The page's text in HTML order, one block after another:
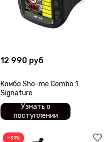
12 990 руб
Комбо Sho-me Combo 1
Signature
Узнать о
поступлении
−31%